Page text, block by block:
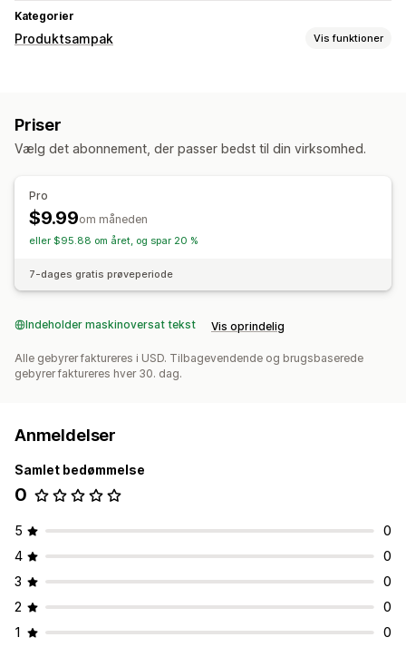
Kategorier
Produktsampak Vis funktioner
Priser
Vælg det abonnement, der passer bedst til din virksomhed.
Pro
$9.99om måneden
eller $95.88 om året, og spar 20 %
7-dages gratis prøveperiode
Indeholder maskinoversat tekst Vis oprindelig
Alle gebyrer faktureres i USD. Tilbagevendende og brugsbaserede
gebyrer faktureres hver 30. dag.
Anmeldelser
Samlet bedømmelse
0
5
0
4
0
3
0
2
0
1
0